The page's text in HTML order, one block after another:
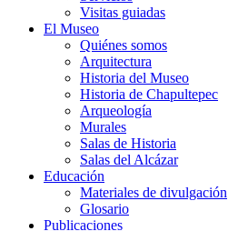
Visitas guiadas
El Museo
Quiénes somos
Arquitectura
Historia del Museo
Historia de Chapultepec
Arqueología
Murales
Salas de Historia
Salas del Alcázar
Educación
Materiales de divulgación
Glosario
Publicaciones